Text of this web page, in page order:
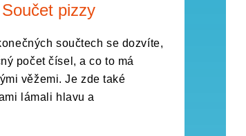
pizzy
součtech se dozvíte,
počet čísel, a co to má
věžemi. Je zde také
lámali hlavu a